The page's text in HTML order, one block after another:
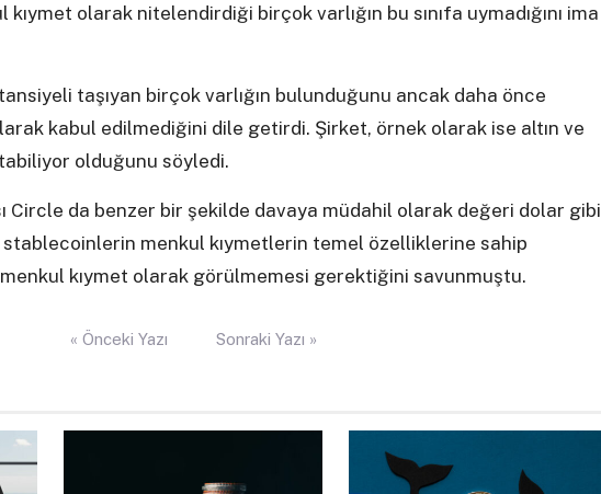
kıymet olarak nitelendirdiği birçok varlığın bu sınıfa uymadığını ima
taşıyan birçok varlığın bulunduğunu ancak daha önce
kabul edilmediğini dile getirdi. Şirket, örnek olarak ise altın ve
olduğunu söyledi.
Circle da benzer bir şekilde davaya müdahil olarak değeri dolar gibi
stablecoinlerin menkul kıymetlerin temel özelliklerine sahip
menkul kıymet olarak görülmemesi gerektiğini savunmuştu.
« Önceki Yazı Sonraki Yazı »